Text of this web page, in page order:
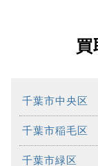
千葉市中央区
千葉市稲毛区
千葉市緑区